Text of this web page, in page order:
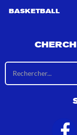
BASKETBALL